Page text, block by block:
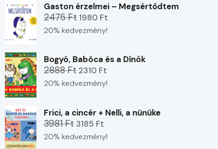
Gaston érzelmei – Megsértődtem
2475 Ft 1980 Ft
20% kedvezmény!
Bogyó, Babóca és a Dínók
2888 Ft 2310 Ft
20% kedvezmény!
Frici, a cincér + Nelli, a nünüke
3981 Ft 3185 Ft
20% kedvezmény!